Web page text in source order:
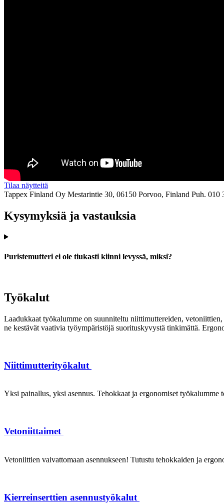
Tilaa näytteitä
Tappex Finland Oy Mestarintie 30, 06150 Porvoo, Finland Puh. 010
Kysymyksiä ja vastauksia
Puristemutteri ei ole tiukasti kiinni levyssä, miksi?
Työkalut
Laadukkaat työkalumme on suunniteltu niittimuttereiden,
ne kestävät vaativia työympäristöjä suorituskyvystä tinkimättä.
Niittimutterityökalut
Yksi painallus, yksi asennus. Tehokkaat ja ergonomiset
Vetoniittaimet
Vetoniittien vaivattomaan asennukseen! Tutustu tehokkaiden ja
Kierreinserttien asennustyökalut